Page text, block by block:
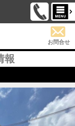
お問合せ
報